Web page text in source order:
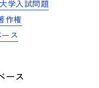
大学入試問題
作権
ス
ース